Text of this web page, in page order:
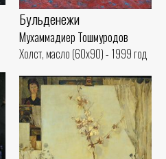
Бульденежи
Мухаммадиер Тошмуродов
Холст, масло (60x90) - 1999 год